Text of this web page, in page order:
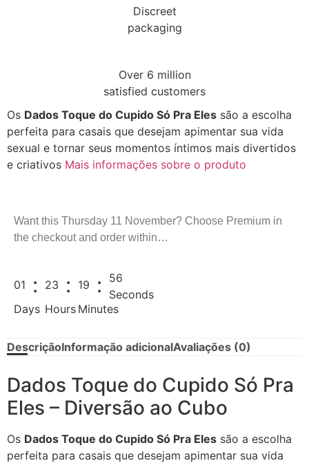
Discreet
packaging
Over 6 million
satisfied customers
Os Dados Toque do Cupido Só Pra Eles são a escolha
perfeita para casais que desejam apimentar sua vida
sexual e tornar seus momentos íntimos mais divertidos
e criativos Mais informações sobre o produto
Want this Thursday 11 November? Choose Premium in
the checkout and order within…
01 :
Days
23 :
Hours
19 :
Minutes
55
Seconds
DescriçãoInformação adicionalAvaliações (0)
Dados Toque do Cupido Só Pra
Eles – Diversão ao Cubo
Os Dados Toque do Cupido Só Pra Eles são a escolha
perfeita para casais que desejam apimentar sua vida